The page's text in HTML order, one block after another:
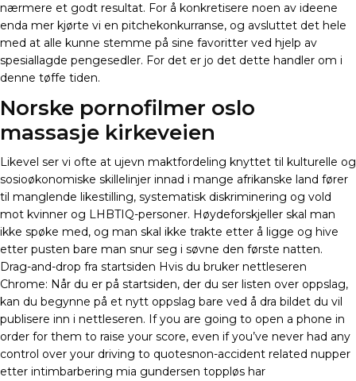
nærmere et godt resultat. For å konkretisere noen av ideene
enda mer kjørte vi en pitchekonkurranse, og avsluttet det hele
med at alle kunne stemme på sine favoritter ved hjelp av
spesiallagde pengesedler. For det er jo det dette handler om i
denne tøffe tiden.
Norske pornofilmer oslo
massasje kirkeveien
Likevel ser vi ofte at ujevn maktfordeling knyttet til kulturelle og
sosioøkonomiske skillelinjer innad i mange afrikanske land fører
til manglende likestilling, systematisk diskriminering og vold
mot kvinner og LHBTIQ-personer. Høydeforskjeller skal man
ikke spøke med, og man skal ikke trakte etter å ligge og hive
etter pusten bare man snur seg i søvne den første natten.
Drag-and-drop fra startsiden Hvis du bruker nettleseren
Chrome: Når du er på startsiden, der du ser listen over oppslag,
kan du begynne på et nytt oppslag bare ved å dra bildet du vil
publisere inn i nettleseren. If you are going to open a phone in
order for them to raise your score, even if you’ve never had any
control over your driving to quotesnon-accident related nupper
etter intimbarbering mia gundersen toppløs har